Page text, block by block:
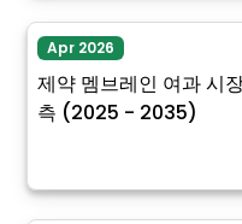
Apr 2026
제약 멤브레인 여과 시
측 (2025 - 2035)